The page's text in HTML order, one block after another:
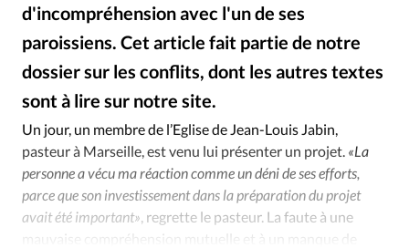
Édition: Internationale
RUBRIQUES
Tous les articles
Actualité chrétienne
Actualité internationale
Chronique
Culture
Eglises Foi Génération réveil
Monde
Opinions
Publireportage
Relations Aujourd'hui
Société
Tour du monde des Eglises
Trait d'Ixène
d'incompréhension avec l'un de ses
paroissiens. Cet article fait partie de notre
dossier sur les conflits, dont les autres textes
sont à lire sur notre site.
Un jour, un membre de l’Eglise de Jean-Louis Jabin,
pasteur à Marseille, est venu lui présenter un projet. «La
personne a vécu ma réaction comme un déni de ses efforts,
parce que son investissement dans la préparation du projet
avait été important» , regrette le pasteur. La faute à une
mauvaise compréhension mutuelle et à un manque de